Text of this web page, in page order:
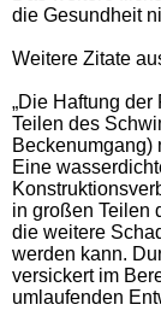
die Gesundheit
Weitere Zitate
„Die Haftung
Teilen des
Beckenumgang)
Eine
in großen Teilen
die weitere
werden kann.
versickert im
umlaufenden